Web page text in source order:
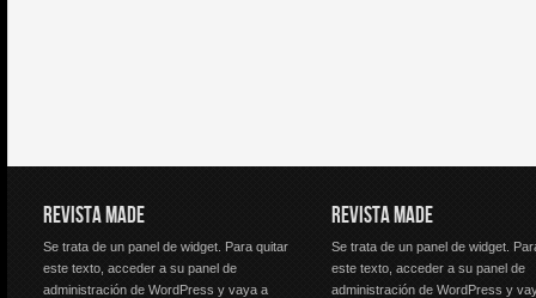
REVISTA MADE
Se trata de un panel de widget. Para quitar
este texto, acceder a su panel de
administración de WordPress y vaya a
REVISTA MADE
Se trata de un panel de widget.
este texto, acceder a su panel de
administración de WordPress y